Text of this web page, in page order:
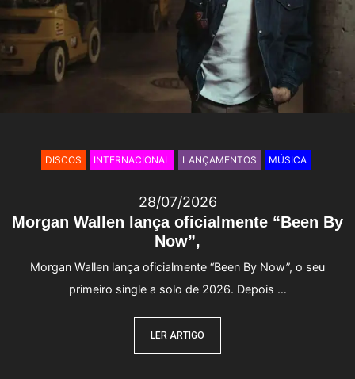
Morgan Wallen lança oficialmente “Been By
Now”,
28/07/2026
Morgan Wallen lança oficialmente “Been By Now”, o seu
primeiro single a solo de 2026. Depois …
LER ARTIGO
DISCOS INTERNACIONAL LANÇAMENTOS MÚSICA